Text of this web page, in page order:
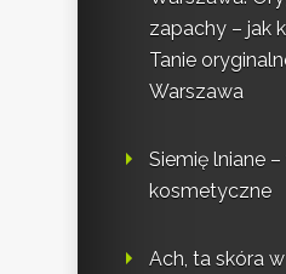
zapachy – jak
Tanie
Warszawa
Siemię lniane
kosmetyczne
Ach, ta skóra